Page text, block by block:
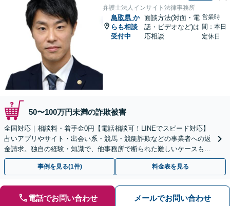
弁護士法人インサイト法律事務所
鳥取県 か
らも相談
受付中
面談方法(対面・電
話・ビデオなど)は
応相談
営業時
間：本日
定休日
50〜100万円未満の詐欺被害
全国対応｜相談料・着手金0円【電話相談可！LINEでスピード対応】
占いアプリやサイト・出会い系・競馬・競艇詐欺などの事業者への返
金請求。独自の経験・知識で、他事務所で断られた難しいケースも解
決に導いた実績あり。まずはお気軽にご相談ください
事例を見る(1件) 料金表を見る
電話でお問い合わせ メールでお問い合わせ